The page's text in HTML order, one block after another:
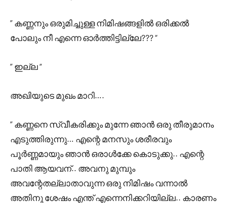
” കണ്ണനും ഒരുമിച്ചുള്ള നിമിഷങ്ങളിൽ ഒരിക്കൽ
പോലും നീ എന്നെ ഓർത്തിട്ടില്ലേ??? “
” ഇല്ല “
അഖിയുടെ മുഖം മാറി….
” കണ്ണനെ സ്വീകരിക്കും മുന്നേ ഞാൻ ഒരു തീരുമാനം
എടുത്തിരുന്നു… എന്റെ മനസും ശരീരവും
പൂർണ്ണമായും ഞാൻ ഒരാൾക്കേ കൊടുക്കു.. എന്റെ
പാതി ആയവന്.. അവനു മുമ്പും
അവന്റേതല്ലാതാവുന്ന ഒരു നിമിഷം വന്നാൽ
അതിനു ശേഷം എന്ത് എന്നെനിക്കറിയില്ല.. കാരണം